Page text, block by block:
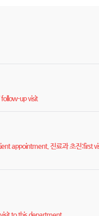
up visit
appointment. 진료과 초진
to this department